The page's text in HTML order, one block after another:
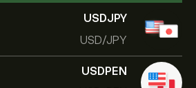
USDJPY
USD/JPY
USDPEN